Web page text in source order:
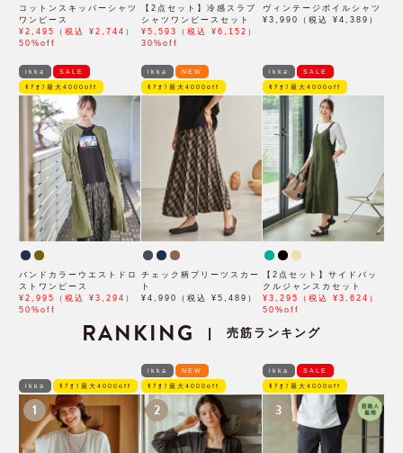
コットンスキッパーシャツ
ワンピース
¥2,495（税込 ¥2,744）
50%off
【2点セット】冷感スラブ
シャツワンピースセット
¥5,593（税込 ¥6,152）
30%off
ヴィンテージボイルシャツ
¥3,990（税込 ¥4,389）
ikka SALE
ﾓｱｵﾌ最大4000off
バンドカラーウエストドロ
ストワンピース
¥2,995（税込 ¥3,294）
50%off
ikka NEW
ﾓｱｵﾌ最大4000off
チェック柄プリーツスカー
ト
¥4,990（税込 ¥5,489）
ikka SALE
ﾓｱｵﾌ最大4000off
【2点セット】サイドバッ
クルジャンスカセット
¥3,295（税込 ¥3,624）
50%off
RANKING | 売筋ランキング
ikka ﾓｱｵﾌ最大4000off
1
ikka NEW
ﾓｱｵﾌ最大4000off
2
ikka SALE
ﾓｱｵﾌ最大4000off
3